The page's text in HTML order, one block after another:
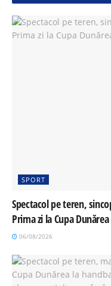
SPORT
Spectacol pe teren,
Prima zi la Cupa
06/08/2026